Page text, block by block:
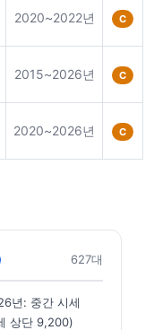
2020~2022년 C
2015~2026년 C
2020~2026년 C
627대
년: 중간 시세
상단 9,200)